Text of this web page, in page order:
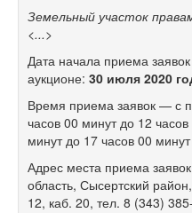
Земельный участок
<...>
Дата начала приема
аукционе: 30 июля 2020
Время приема заявок — с
часов 00 минут до 12
минут до 17 часов 00
Адрес места приема
область, Сысертский
12, каб. 20, тел. 8 (343)